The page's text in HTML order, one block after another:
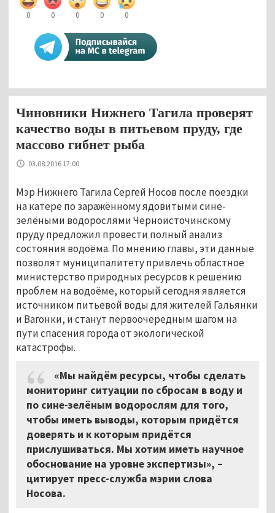
0 0 0 0 0
Чиновники Нижнего Тагила проверят
качество воды в питьевом пруду, где
массово гибнет рыба
03.08.2016 17:00
Мэр Нижнего Тагила Сергей Носов после поездки
на катере по заражённому ядовитыми сине-
зелёными водорослями Черноисточинскому
пруду предложил провести полный анализ
состояния водоёма. По мнению главы, эти данные
позволят муниципалитету привлечь областное
министерство природных ресурсов к решению
проблем на водоёме, который сегодня является
источником питьевой воды для жителей Гальянки
и Вагонки, и станут первоочередным шагом на
пути спасения города от экологической
катастрофы.
«Мы найдём ресурсы, чтобы сделать
мониторинг ситуации по сбросам в воду и
по сине-зелёным водорослям для того,
чтобы иметь выводы, которым придётся
доверять и к которым придётся
прислушиваться. Мы хотим иметь научное
обоснование на уровне экспертизы», –
цитирует пресс-служба мэрии слова
Носова.